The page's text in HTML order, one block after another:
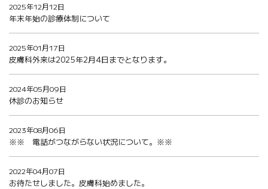
2025年12月12日
年末年始の診療体制について
2025年01月17日
皮膚科外来は2025年2月4日までとなります。
2024年05月09日
休診のお知らせ
2023年08月06日
※※ 電話がつながらない状況について。※※
2022年04月07日
お待たせしました。皮膚科始めました。